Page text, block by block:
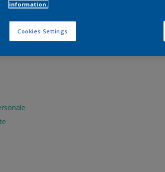
alții
information.
Cookies Settings